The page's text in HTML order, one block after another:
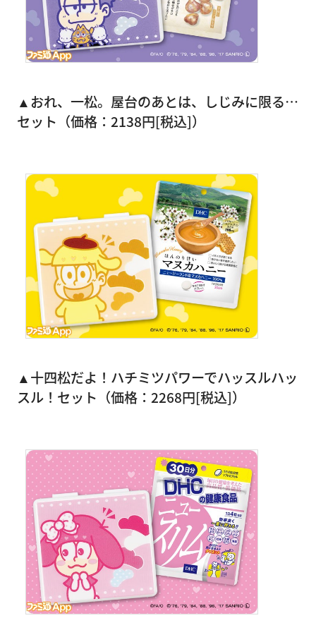
▲おれ、一松。屋台のあとは、しじみに限る…
セット（価格：2138円[税込]）
▲十四松だよ！ハチミツパワーでハッスルハッ
スル！セット（価格：2268円[税込]）